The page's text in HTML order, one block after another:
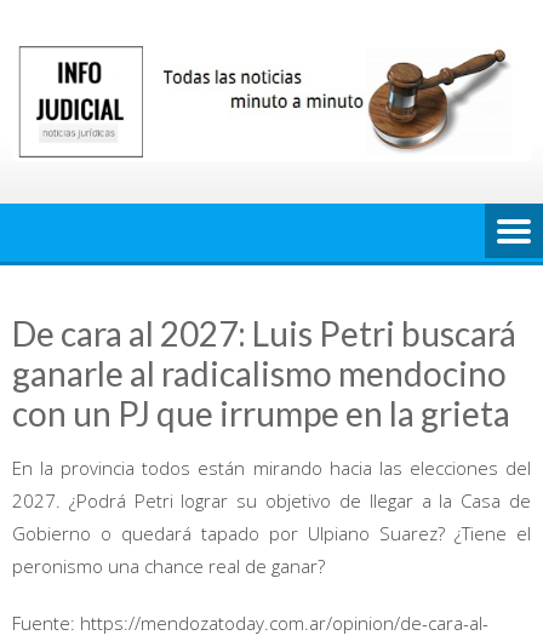
contenido
De cara al 2027: Luis Petri buscará
ganarle al radicalismo mendocino
con un PJ que irrumpe en la grieta
En la provincia todos están mirando hacia las elecciones del
2027. ¿Podrá Petri lograr su objetivo de llegar a la Casa de
Gobierno o quedará tapado por Ulpiano Suarez? ¿Tiene el
peronismo una chance real de ganar?
Fuente: https://mendozatoday.com.ar/opinion/de-cara-al-